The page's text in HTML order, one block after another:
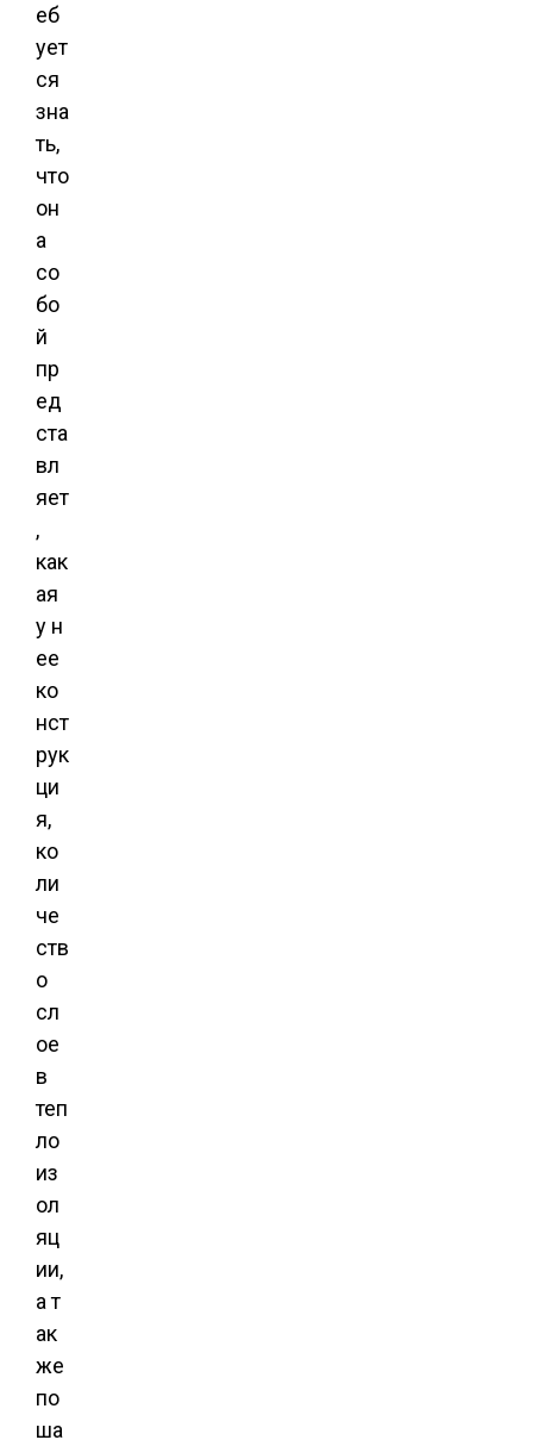
еб
ует
ся
зна
ть,
что
он
а
со
бо
й
пр
ед
ста
вл
яет
,
как
ая
у н
ее
ко
нст
рук
ци
я,
ко
ли
че
ств
о
сл
ое
в
теп
ло
из
ол
яц
ии,
а т
ак
же
по
ша